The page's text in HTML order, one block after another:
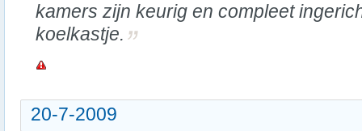
kamers zijn keurig en compleet
koelkastje.
20-7-2009